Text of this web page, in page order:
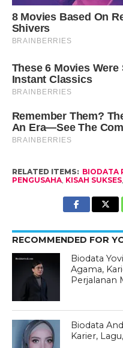
RELATED ITEMS: BIODATA
PENGUSAHA, KISAH SUKSES,
RECOMMENDED FOR
Biodata
Agama,
Perjalanan
Biodata
Karier,